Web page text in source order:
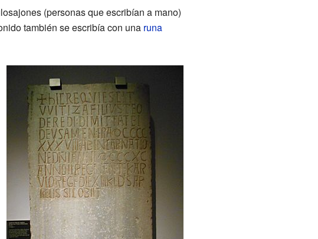
(personas que escribían a mano)
también se escribía con una runa